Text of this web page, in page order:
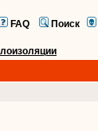
FAQ Поиск